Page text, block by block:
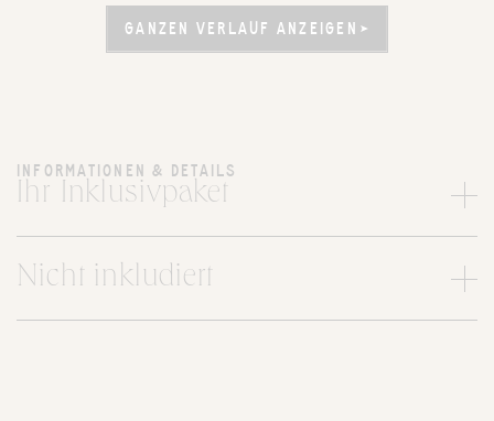
GANZEN VERLAUF ANZEIGEN
GANZEN VERLAUF ANZEIGEN
INFORMATIONEN & DETAILS
Ihr Inklusivpaket
Nicht inkludiert